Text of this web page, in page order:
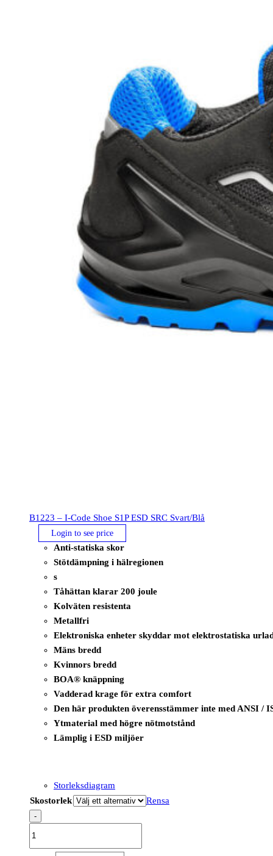
B1223 – I-Code Shoe S1P ESD SRC Svart/Blå
Login to see price
Anti-statiska skor
Stötdämpning i hälregionen
s
Tåhättan klarar 200 joule
Kolväten resistenta
Metallfri
Elektroniska enheter skyddar mot elektrostatiska
Mäns bredd
Kvinnors bredd
BOA® knäppning
Vadderad krage för extra comfort
Den här produkten överensstämmer inte med ANSI /
Ytmaterial med högre nötmotstånd
Lämplig i ESD miljöer
Storleksdiagram
Skostorlek
Rensa
-